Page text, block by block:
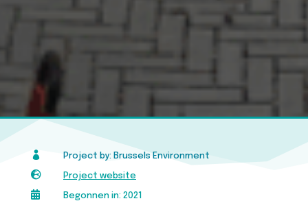
 Project by: Brussels Environment
 Project website
 Begonnen in: 2021